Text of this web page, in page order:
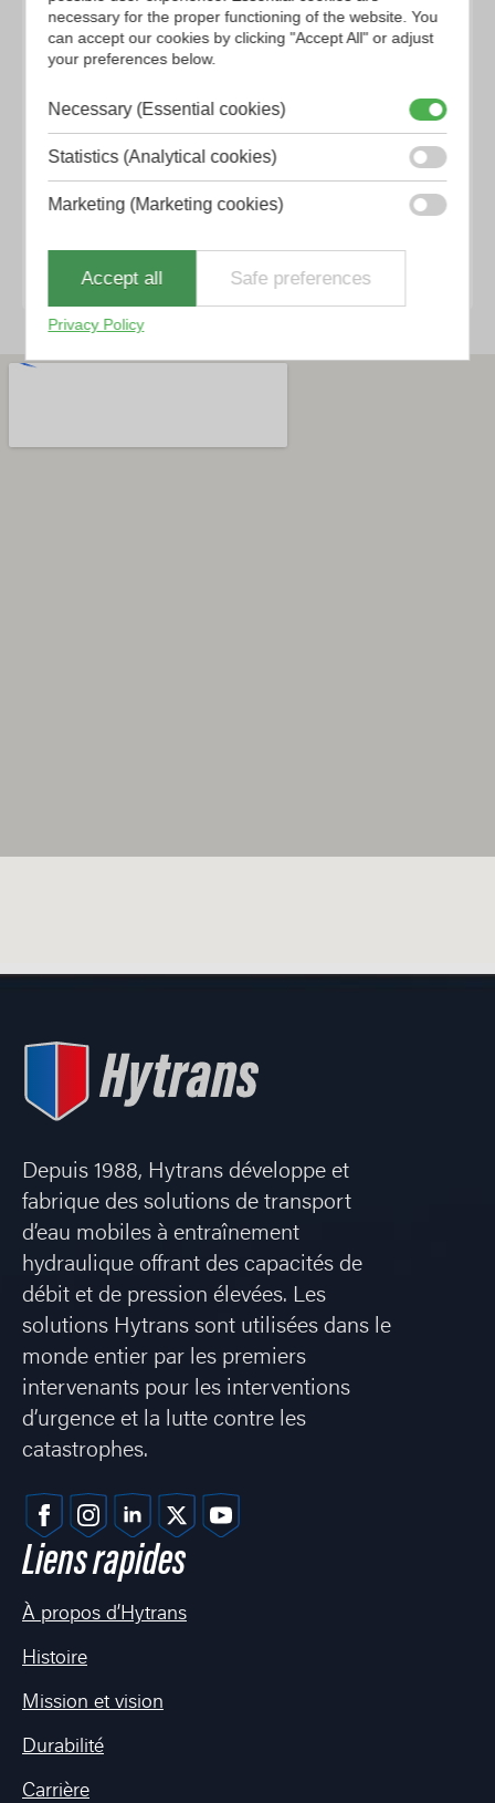
E-mail
Depuis 1988, Hytrans développe et
fabrique des solutions de transport
d’eau mobiles à entraînement
hydraulique offrant des capacités de
débit et de pression élevées. Les
solutions Hytrans sont utilisées dans le
monde entier par les premiers
intervenants pour les interventions
d’urgence et la lutte contre les
catastrophes.
Liens rapides
À propos d’Hytrans
Histoire
Mission et vision
Durabilité
Carrière
necessary for the proper functioning of the website. You
can accept our cookies by clicking "Accept All" or adjust
your preferences below.
Necessary (Essential cookies)
Statistics (Analytical cookies)
Marketing (Marketing cookies)
Accept all Safe preferences
Privacy Policy